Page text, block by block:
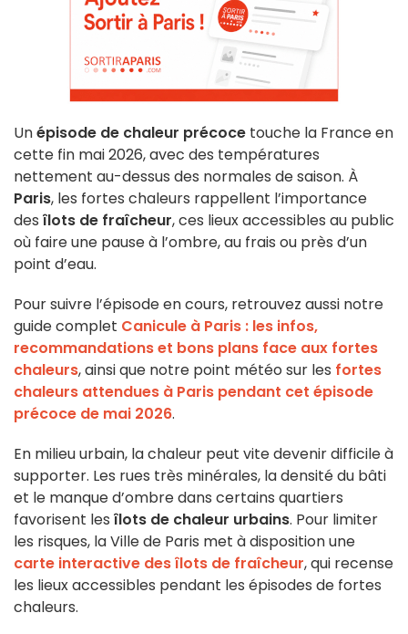
Unépisode de chaleur précoce touche la France en
cette fin mai 2026, avec des températures
nettement au-dessus des normales de saison. À
Paris, les fortes chaleurs rappellent l’importance
des îlots de fraîcheur, ces lieux accessibles au public
où faire une pause à l’ombre, au frais ou près d’un
point d’eau.
Pour suivre l’épisode en cours, retrouvez aussi notre
guide complet Canicule à Paris : les infos,
recommandations et bons plans face aux fortes
chaleurs, ainsi que notre point météo sur les fortes
chaleurs attendues à Paris pendant cet épisode
précoce de mai 2026.
En milieu urbain, la chaleur peut vite devenir difficile à
supporter. Les rues très minérales, la densité du bâti
et le manque d’ombre dans certains quartiers
favorisent les îlots de chaleur urbains. Pour limiter
les risques, la Ville de Paris met à disposition une
carte interactive des îlots de fraîcheur, qui recense
les lieux accessibles pendant les épisodes de fortes
chaleurs.